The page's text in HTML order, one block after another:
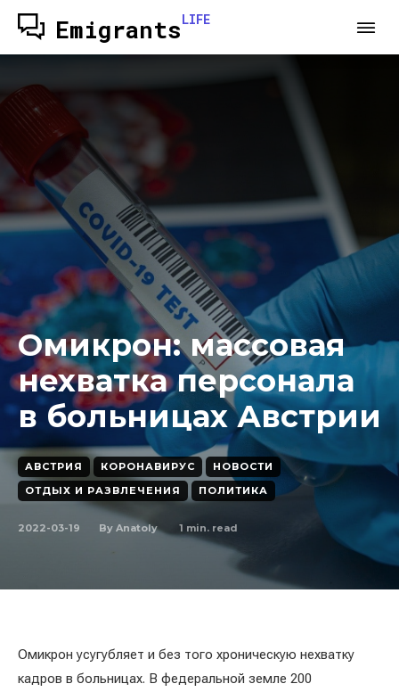
EmigrantsLIFE
Омикрон: массовая
нехватка персонала
в больницах Австрии
АВСТРИЯ КОРОНАВИРУС
НОВОСТИ
ОТДЫХ И РАЗВЛЕЧЕНИЯ
ПОЛИТИКА
2022-03-19 By Anatoly 1 min. read
Омикрон усугубляет и без того хроническую нехватку
кадров в больницах. В федеральной земле 200